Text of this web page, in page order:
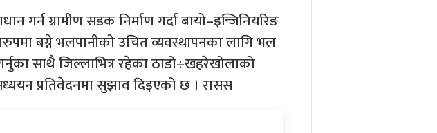
गर्न ग्रामीण सडक निर्माण गर्दा बायो–इन्जिनियरिङ
बग्ने भलपानीको उचित व्यवस्थापनका लागि भल
साथै जिल्लाभित्र रहेका ठाडो÷खहरेखोलाको
प्रतिवेदनमा सुझाव दिइएको छ । रासस